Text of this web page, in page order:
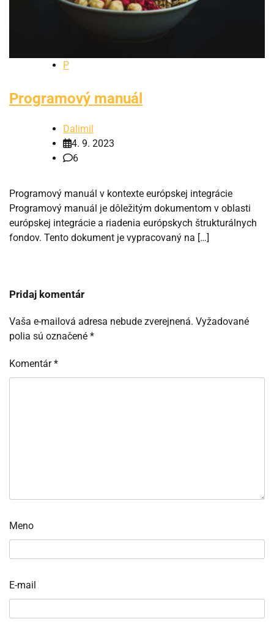
P
Programový manuál
Dalimil
4. 9. 2023
6
Programový manuál v kontexte európskej integrácie
Programový manuál je dôležitým dokumentom v oblasti
európskej integrácie a riadenia európskych štrukturálnych
fondov. Tento dokument je vypracovaný na […]
Pridaj komentár
Vaša e-mailová adresa nebude zverejnená. Vyžadované
polia sú označené *
Komentár*
Meno
E-mail